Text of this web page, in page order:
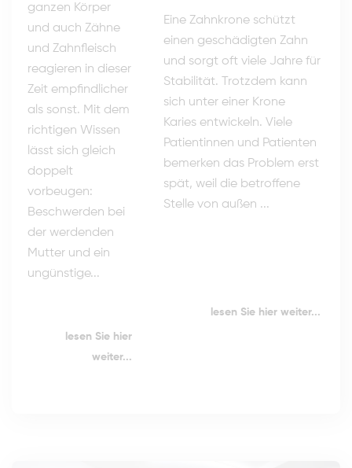
ganzen Körper
und auch Zähne
und Zahnfleisch
reagieren in dieser
Zeit empfindlicher
als sonst. Mit dem
richtigen Wissen
lässt sich gleich
doppelt
vorbeugen:
Beschwerden bei
der werdenden
Mutter und ein
ungünstige...
lesen Sie hier
weiter...
Eine Zahnkrone schützt
einen geschädigten Zahn
und sorgt oft viele Jahre für
Stabilität. Trotzdem kann
sich unter einer Krone
Karies entwickeln. Viele
Patientinnen und Patienten
bemerken das Problem erst
spät, weil die betroffene
Stelle von außen ...
lesen Sie hier weiter...